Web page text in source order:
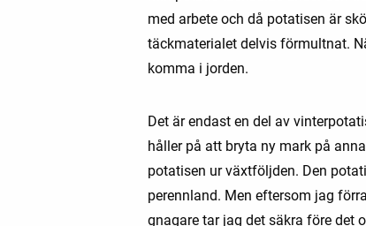
med arbete och då potatisen är
täckmaterialet delvis förmultnat.
komma i jorden.
Det är endast en del av
håller på att bryta ny mark på
potatisen ur växtföljden. Den
perennland. Men eftersom jag
gnagare tar jag det säkra före det